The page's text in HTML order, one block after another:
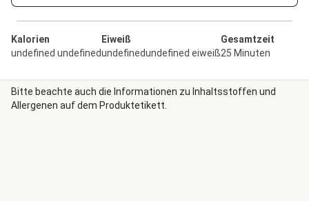
Kalorien
undefined undefined
Eiweiß
undefinedundefined eiweiß
Gesamtzeit
25 Minuten
Bitte beachte auch die Informationen zu Inhaltsstoffen und
Allergenen auf dem Produktetikett.